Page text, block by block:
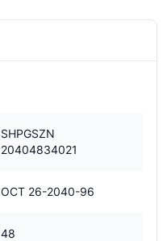
SHPGSZN
20404834021
ОСТ 26-2040-96
48